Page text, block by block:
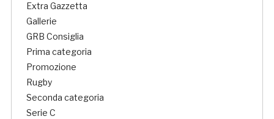
Extra Gazzetta
Gallerie
GRB Consiglia
Prima categoria
Promozione
Rugby
Seconda categoria
Serie C